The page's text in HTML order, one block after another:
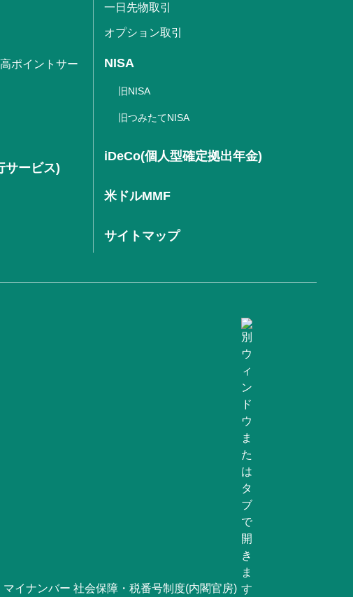
ポイントサー
サービス)
一日先物取引
オプション取引
NISA
旧NISA
旧つみたてNISA
iDeCo(個人型確定拠出年金)
米ドルMMF
サイトマップ
マイナンバー 社会保障・税番号制度(内閣官房)